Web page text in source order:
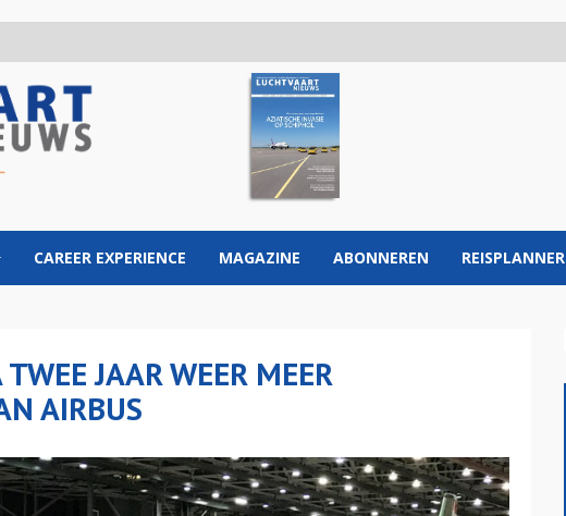
CAREER EXPERIENCE MAGAZINE ABONNEREN REISPLANNER
JAAR WEER MEER
AIRBUS